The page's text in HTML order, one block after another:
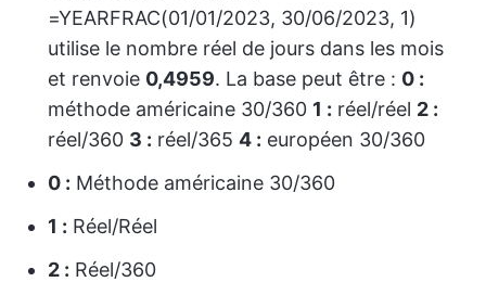
=YEARFRAC(01/01/2023, 30/06/2023, 1)
utilise le nombre réel de jours dans les mois
et renvoie 0,4959. La base peut être : 0 :
méthode américaine 30/360 1 : réel/réel 2 :
réel/360 3 : réel/365 4 : européen 30/360
0 : Méthode américaine 30/360
1 : Réel/Réel
2 : Réel/360